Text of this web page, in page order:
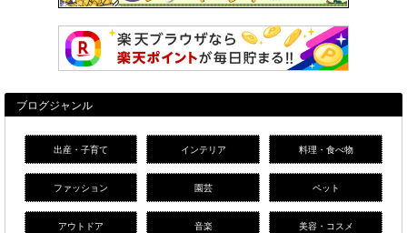
ブログジャンル
出産・子育て インテリア 料理・食べ物
ファッション 園芸 ペット
アウトドア 音楽 美容・コスメ